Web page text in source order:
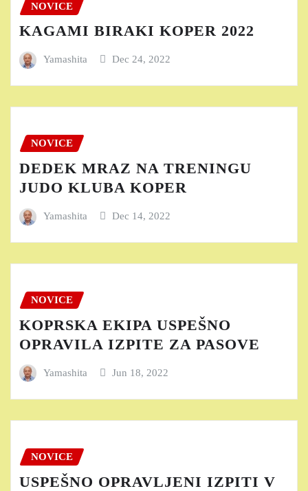
NOVICE
KAGAMI BIRAKI KOPER 2022
Yamashita Dec 24, 2022
NOVICE
DEDEK MRAZ NA TRENINGU
JUDO KLUBA KOPER
Yamashita Dec 14, 2022
NOVICE
KOPRSKA EKIPA USPEŠNO
OPRAVILA IZPITE ZA PASOVE
Yamashita Jun 18, 2022
NOVICE
USPEŠNO OPRAVLJENI IZPITI V